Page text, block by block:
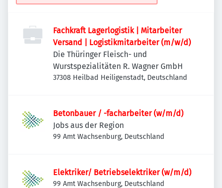
Fachkraft Lagerlogistik | Mitarbeiter
Versand | Logistikmitarbeiter (m/w/d)
Die Thüringer Fleisch- und
Wurstspezialitäten R. Wagner GmbH
37308 Heilbad Heiligenstadt, Deutschland
Betonbauer / -facharbeiter (w/m/d)
Jobs aus der Region
99 Amt Wachsenburg, Deutschland
Elektriker/ Betriebselektriker (w/m/d)
99 Amt Wachsenburg, Deutschland